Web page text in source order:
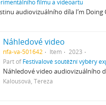
filmu a videoartu
audiovizuálního díla I’m Doing
Náhledové video
nfa-va-501642 Item
2023
Part ofFestivalové soutěžní výběry
Náhledové video audiovizuálního
Kalousová, Tereza